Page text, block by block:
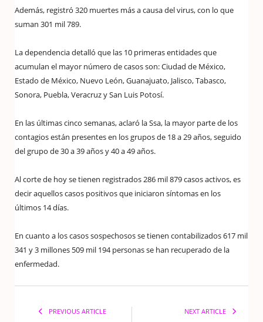
Además, registró 320 muertes más a causa del virus, con lo que
suman 301 mil 789.
La dependencia detalló que las 10 primeras entidades que
acumulan el mayor número de casos son: Ciudad de México,
Estado de México, Nuevo León, Guanajuato, Jalisco, Tabasco,
Sonora, Puebla, Veracruz y San Luis Potosí.
En las últimas cinco semanas, aclaró la Ssa, la mayor parte de los
contagios están presentes en los grupos de 18 a 29 años, seguido
del grupo de 30 a 39 años y 40 a 49 años.
Al corte de hoy se tienen registrados 286 mil 879 casos activos, es
decir aquellos casos positivos que iniciaron síntomas en los
últimos 14 días.
En cuanto a los casos sospechosos se tienen contabilizados 617 mil
341 y 3 millones 509 mil 194 personas se han recuperado de la
enfermedad.
PREVIOUS ARTICLE NEXT ARTICLE